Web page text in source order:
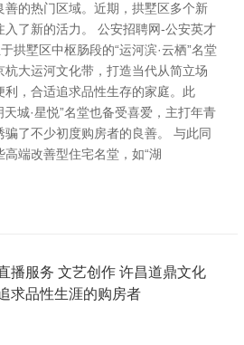
善的热门区域。近期，拱墅区多个新
入了新的活力。 公安招聘网-公安英才
拱墅区中枢肠段的“运河滨·云栖”名堂
大运河文化带，打造当代从简立场
，合适追求品性生存的家庭。此
城·星悦”名堂也备受喜爱，主打年青
了不少初度购房者的良善。 与此同
端改善型住宅名堂，如“湖
播服务 文艺创作 许昌道鼎文化
求品性生涯的购房者